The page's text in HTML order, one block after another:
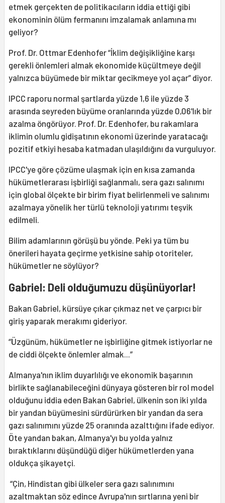
etmek gerçekten de politikacıların iddia ettiği gibi
ekonominin ölüm fermanını imzalamak anlamına mı
geliyor?
Prof. Dr. Ottmar Edenhofer “İklim değişikliğine karşı
gerekli önlemleri almak ekonomide küçültmeye değil
yalnızca büyümede bir miktar gecikmeye yol açar” diyor.
IPCC raporu normal şartlarda yüzde 1,6 ile yüzde 3
arasında seyreden büyüme oranlarında yüzde 0,06'lık bir
azalma öngörüyor. Prof. Dr. Edenhofer, bu rakamlara
iklimin olumlu gidişatının ekonomi üzerinde yaratacağı
pozitif etkiyi hesaba katmadan ulaşıldığını da vurguluyor.
IPCC'ye göre çözüme ulaşmak için en kısa zamanda
hükümetlerarası işbirliği sağlanmalı, sera gazı salınımı
için global ölçekte bir birim fiyat belirlenmeli ve salınımı
azalmaya yönelik her türlü teknoloji yatırımı teşvik
edilmeli.
Bilim adamlarının görüşü bu yönde. Peki ya tüm bu
önerileri hayata geçirme yetkisine sahip otoriteler,
hükümetler ne söylüyor?
Gabriel: Deli olduğumuzu düşünüyorlar!
Bakan Gabriel, kürsüye çıkar çıkmaz net ve çarpıcı bir
giriş yaparak merakımı gideriyor.
“Üzgünüm, hükümetler ne işbirliğine gitmek istiyorlar ne
de ciddi ölçekte önlemler almak...”
Almanya'nın iklim duyarlılığı ve ekonomik başarının
birlikte sağlanabileceğini dünyaya gösteren bir rol model
olduğunu iddia eden Bakan Gabriel, ülkenin son iki yılda
bir yandan büyümesini sürdürürken bir yandan da sera
gazı salınımını yüzde 25 oranında azalttığını ifade ediyor.
Öte yandan bakan, Almanya'yı bu yolda yalnız
bıraktıklarını düşündüğü diğer hükümetlerden yana
oldukça şikayetçi.
“Çin, Hindistan gibi ülkeler sera gazı salınımını
azaltmaktan söz edince Avrupa'nın sırtlarına yeni bir